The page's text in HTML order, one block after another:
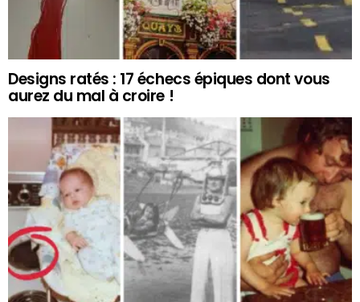
Designs ratés : 17 échecs épiques dont vous
aurez du mal à croire !